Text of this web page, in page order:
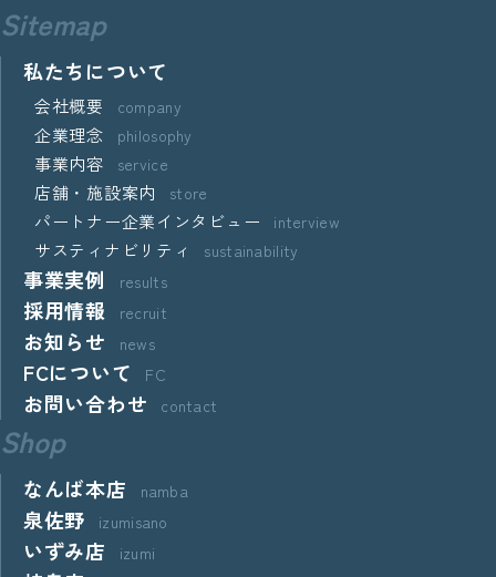
Sitemap
私たちについて
会社概要 company
企業理念 philosophy
事業内容 service
店舗・施設案内 store
パートナー企業インタビュー interview
サスティナビリティ sustainability
事業実例 results
採用情報 recruit
お知らせ news
FCについて FC
お問い合わせ contact
Shop
なんば本店 namba
泉佐野 izumisano
いずみ店 izumi